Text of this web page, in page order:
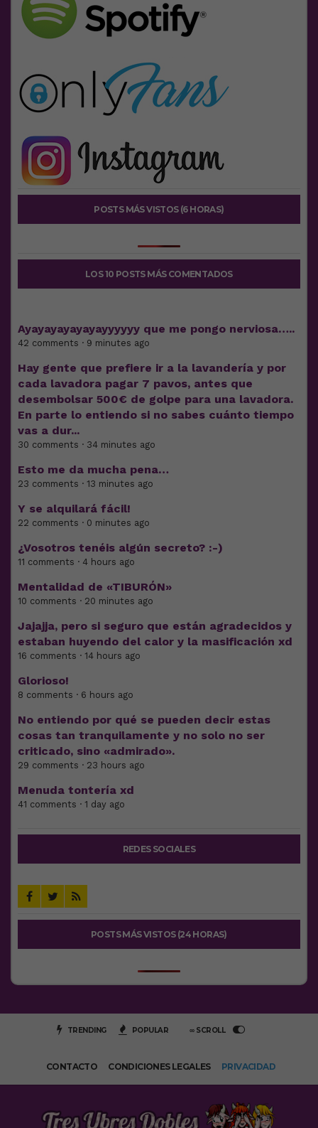
POSTS MÁS VISTOS (6 HORAS)
LOS 10 POSTS MÁS COMENTADOS
Ayayayayayayayyyyyy que me pongo nerviosa…..
42 comments · 9 minutes ago
Hay gente que prefiere ir a la lavandería y por
cada lavadora pagar 7 pavos, antes que
desembolsar 500€ de golpe para una lavadora.
En parte lo entiendo si no sabes cuánto tiempo
vas a dur...
30 comments · 34 minutes ago
Esto me da mucha pena…
23 comments · 13 minutes ago
Y se alquilará fácil!
22 comments · 0 minutes ago
¿Vosotros tenéis algún secreto? :-)
11 comments · 4 hours ago
Mentalidad de «TIBURÓN»
10 comments · 20 minutes ago
Jajajja, pero si seguro que están agradecidos y
estaban huyendo del calor y la masificación xd
16 comments · 14 hours ago
Glorioso!
8 comments · 6 hours ago
No entiendo por qué se pueden decir estas
cosas tan tranquilamente y no solo no ser
criticado, sino «admirado».
29 comments · 23 hours ago
Menuda tontería xd
41 comments · 1 day ago
REDES SOCIALES
POSTS MÁS VISTOS (24 HORAS)
TRENDING POPULAR ∞ SCROLL
CONTACTO CONDICIONES LEGALES PRIVACIDAD